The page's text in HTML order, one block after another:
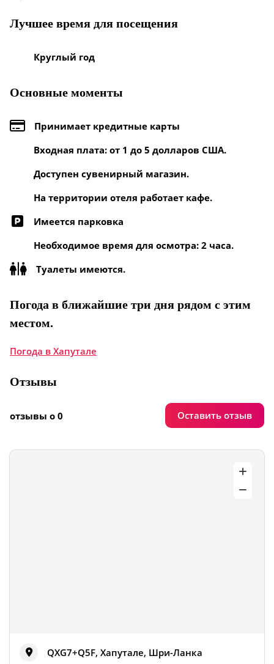
Лучшее время для посещения
Круглый год
Основные моменты
Принимает кредитные карты
Входная плата: от 1 до 5 долларов США.
Доступен сувенирный магазин.
На территории отеля работает кафе.
Имеется парковка
Необходимое время для осмотра: 2 часа.
Туалеты имеются.
Погода в ближайшие три дня рядом с этим
местом.
Погода в Хапутале
Отзывы
отзывы о 0 Оставить отзыв
QXG7+Q5F, Хапутале, Шри-Ланка